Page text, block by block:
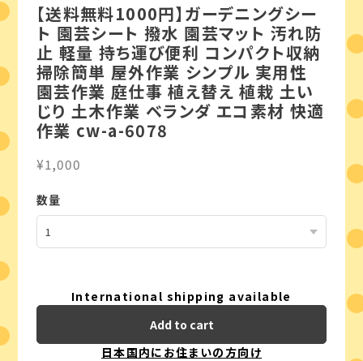
【送料無料1000円】ガーデニングシー
ト 園芸シート 撥水 園芸マット 汚れ防
止 軽量 持ち運び便利 コンパクト収納
掃除簡単 屋外作業 シンプル 実用性
園芸作業 庭仕事 植え替え 植栽 土い
じり 土木作業 ベランダ エコ素材 快適
作業 cw-a-6078
¥1,000
数量
International shipping available
Add to cart
日本国内にお住まいの方向け